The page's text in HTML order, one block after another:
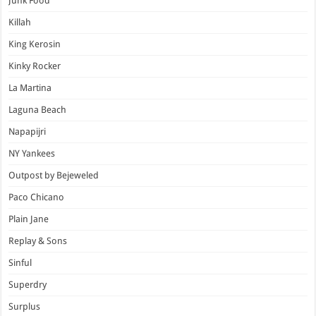
Killah
King Kerosin
Kinky Rocker
La Martina
Laguna Beach
Napapijri
NY Yankees
Outpost by Bejeweled
Paco Chicano
Plain Jane
Replay & Sons
Sinful
Superdry
Surplus